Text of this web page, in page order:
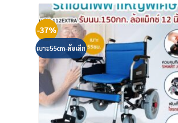
-37%
เบาะ55cm-ล้อเล็ก